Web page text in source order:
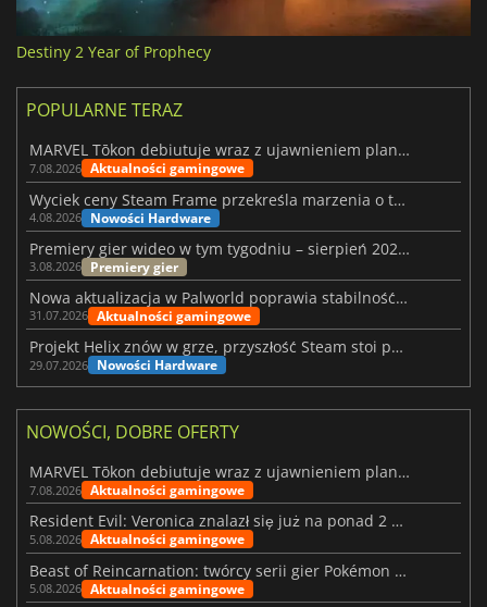
Destiny 2 Year of Prophecy
POPULARNE TERAZ
MARVEL Tōkon debiutuje wraz z ujawnieniem planu rozwoju na pierwszy rok
7.08.2026 Aktualności gamingowe
Wyciek ceny Steam Frame przekreśla marzenia o tanim zestawie VR
4.08.2026 Nowości Hardware
Premiery gier wideo w tym tygodniu – sierpień 2026 r. (32. tydzień)
3.08.2026 Premiery gier
Nowa aktualizacja w Palworld poprawia stabilność Sunreach i walk z bossami
31.07.2026 Aktualności gamingowe
Projekt Helix znów w grze, przyszłość Steam stoi pod znakiem zapytania
29.07.2026 Nowości Hardware
NOWOŚCI, DOBRE OFERTY
MARVEL Tōkon debiutuje wraz z ujawnieniem planu rozwoju na pierwszy rok
7.08.2026 Aktualności gamingowe
Resident Evil: Veronica znalazł się już na ponad 2 milionach list życzeń
5.08.2026 Aktualności gamingowe
Beast of Reincarnation: twórcy serii gier Pokémon wkraczają na nową ścieżkę
5.08.2026 Aktualności gamingowe